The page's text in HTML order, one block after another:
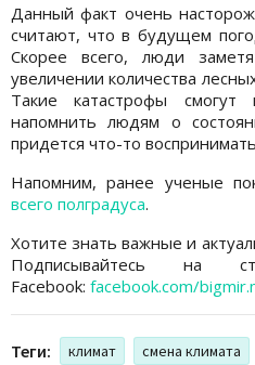
Данный факт очень
считают, что в будущем
Скорее всего, люди
увеличении количества
Такие катастрофы
напомнить людям о
придется что-то
Напомним, ранее ученые
всего полградуса.
Хотите знать важные и
Подписывайтесь на
Facebook: facebook.com/
Теги: климат смена климата